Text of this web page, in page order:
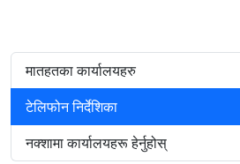
मातहतका कार्यालयहरु
टेलिफोन निर्देशिका
नक्शामा कार्यालयहरू हेर्नुहोस्